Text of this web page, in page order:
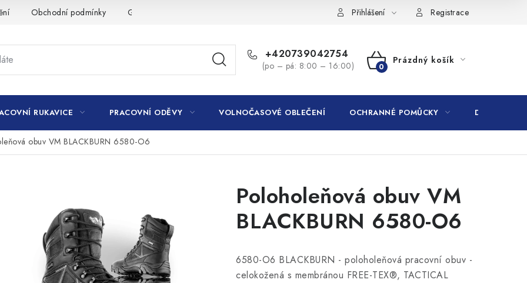
Obchodní podmínky GDPR Přihlášení Registrace
+420739042754
(po – pá: 8:00 – 16:00)
NÁKUPNÍ
Prázdný košík
RUKAVICE PRACOVNÍ ODĚVY VOLNOČASOVÉ OBLEČENÍ OCHRANNÉ POMŮCKY DROGERIE
obuv VM BLACKBURN 6580-O6
Poloholeňová obuv VM
BLACKBURN 6580-O6
6580-O6 BLACKBURN - poloholeňová pracovní obuv -
celokožená s membránou FREE-TEX®, TACTICAL